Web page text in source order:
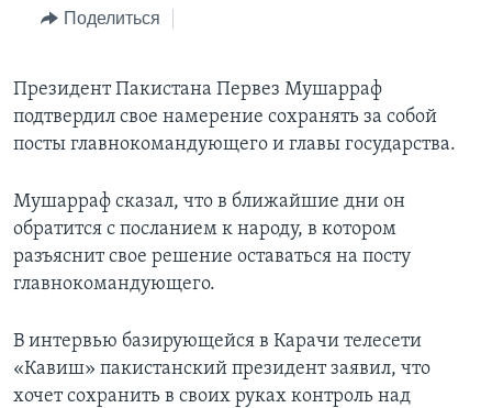
навигации
поиск
ИТОГИ
ДИСКУССИЯ VOA
ДЕТАЛИ
АМЕРИКА. БОЛЬШОЕ ПУТЕШЕСТВИЕ
НАША АМЕРИКАНСКАЯ ИСТОРИЯ
АРТЕФАКТЫ
АМЕРИКАНСКИЕ ГОРОДКИ
ИНТЕРВЬЮ
ЗА СВОБОДУ ПРЕССЫ
УЧИМ АНГЛИЙСКИЙ
ПОДПИСКА НА НОВОСТИ
Learning English
СОЦИАЛЬНЫЕ СЕТИ
Поделиться
Президент Пакистана Первез Мушарраф
подтвердил свое намерение сохранять за собой
посты главнокомандующего и главы государства.
Мушарраф сказал, что в ближайшие дни он
обратится с посланием к народу, в котором
разъяснит свое решение оставаться на посту
главнокомандующего.
В интервью базирующейся в Карачи телесети
«Кавиш» пакистанский президент заявил, что
хочет сохранить в своих руках контроль над